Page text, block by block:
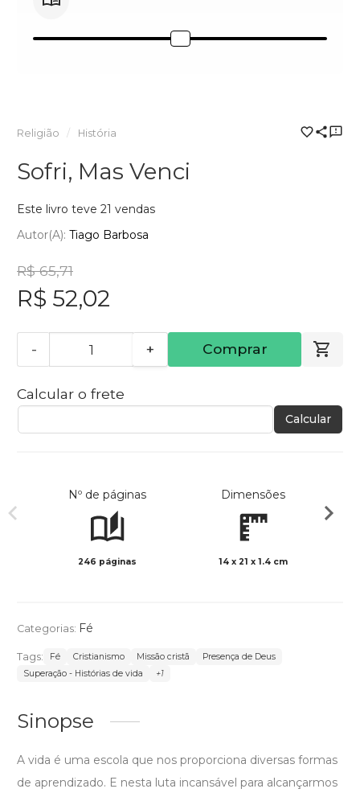
Religião História
Sofri, Mas Venci
Este livro teve 21 vendas
Autor(a): Tiago Barbosa
R$ 65,71
R$ 52,02
- + Comprar
Calcular o frete
Calcular
Nº de páginas
246 páginas
Dimensões
14 x 21 x 1.4 cm
Categorias: Fé
Tags: Fé Cristianismo Missão cristã
Presença de Deus
Superação - Histórias de vida
+1
Sinopse
A vida é uma escola que nos proporciona diversas formas
de aprendizado. E nesta luta incansável para alcançarmos